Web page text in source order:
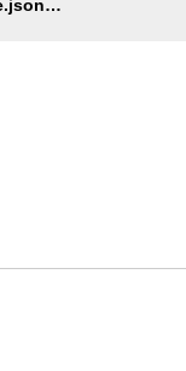
assignment_validate.json是还没发布吗？